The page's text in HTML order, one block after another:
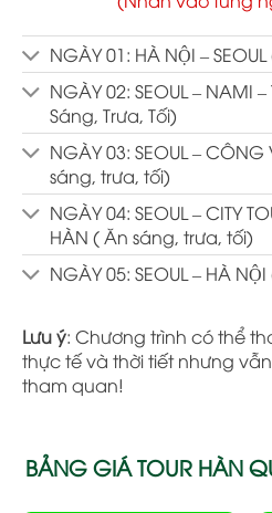
NGÀY 01: HÀ NỘI –
NGÀY 02: SEOUL – NAMI
Sáng, Trưa, Tối)
NGÀY 03: SEOUL – CÔNG
sáng, trưa, tối)
NGÀY 04: SEOUL – CITY
HÀN ( Ăn sáng, trưa, tối)
NGÀY 05: SEOUL – HÀ
Lưu ý: Chương trình có thể
thực tế và thời tiết nhưng
tham quan!
BẢNG GIÁ TOUR HÀN